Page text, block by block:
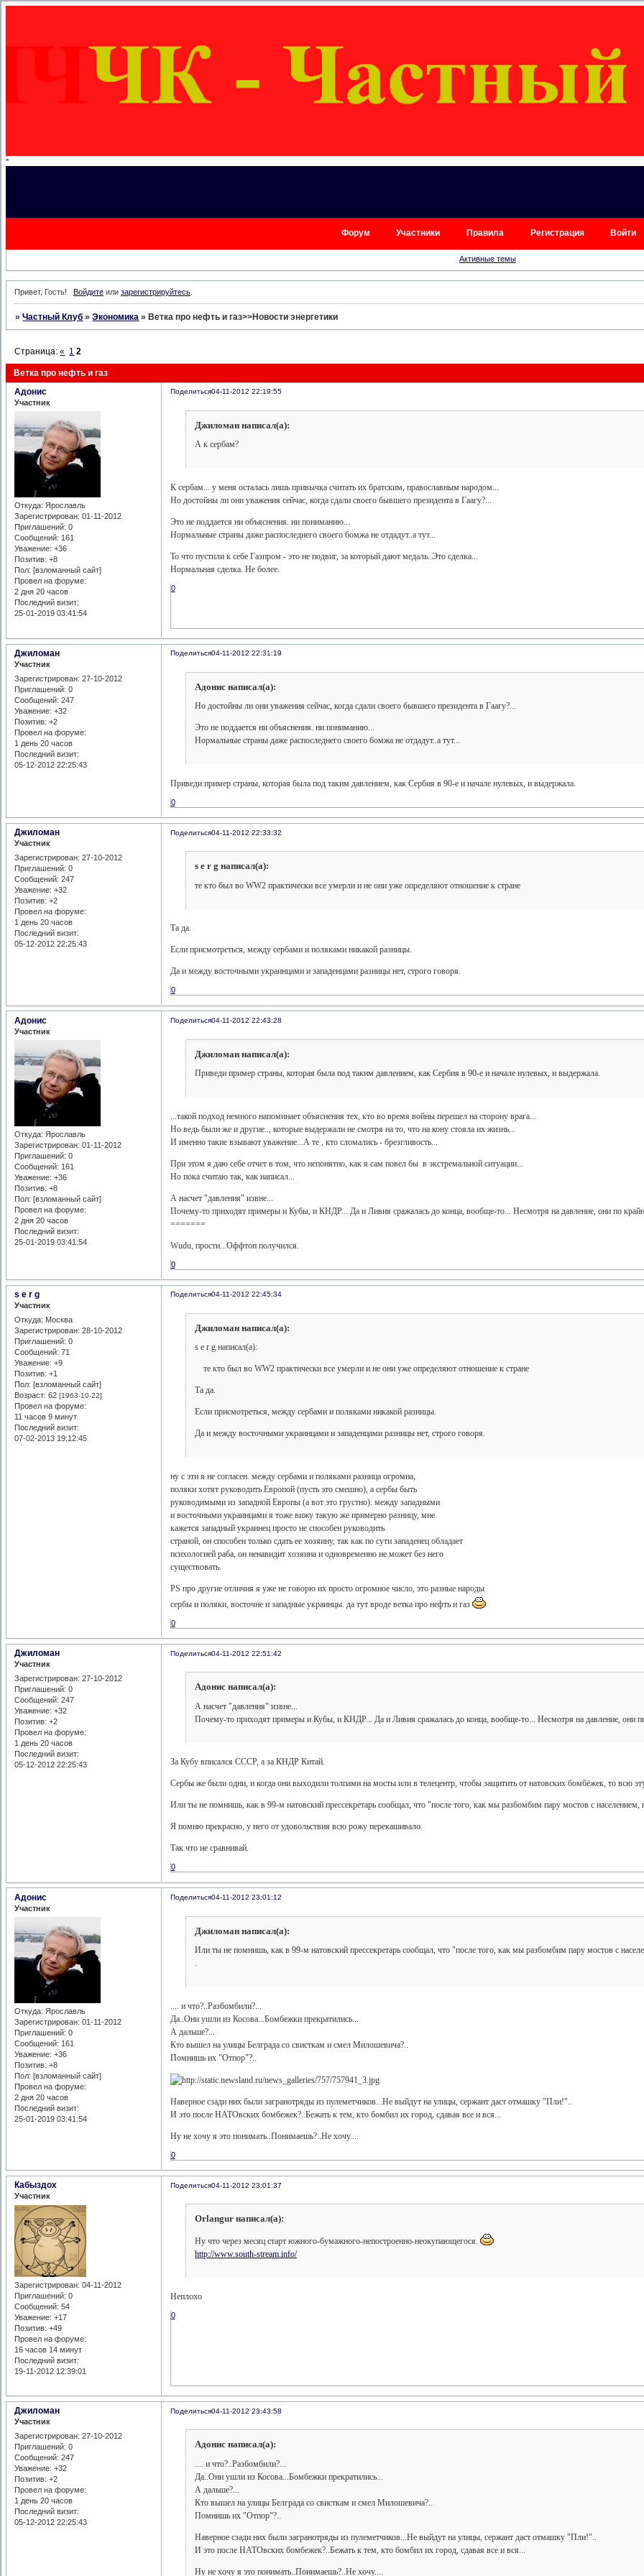
"
Форум Участники Правила Регистрация Войти
Активные темы
Привет, Гость! Войдитеили зарегистрируйтесь.
»Частный Клуб »Экономика » Ветка про нефть и газ>>Новости энергетики
Ветка про нефть и газ
Страница:« 1 2
Поделиться04-11-2012 22:19:55
Адонис
Участник
Откуда: Ярославль
Зарегистрирован: 01-11-2012
Приглашений: 0
Сообщений: 161
Уважение: +36
Позитив: +8
Пол: [взломанный сайт]
Провел на форуме:
2 дня 20 часов
Последний визит:
25-01-2019 03:41:54
Джиломан написал(а):
А к сербам?
К сербам... у меня осталась лишь привычка считать их братским, православным народом...
Но достойны ли они уважения сейчас, когда сдали своего бывшего президента в Гаагу?...
Это не поддается ни объяснения. ни пониманию...
Нормальные страны даже распоследнего своего бомжа не отдадут..а тут...
То что пустили к себе Газпром - это не подвиг, за который дают медаль..Это сделка...
Нормальная сделка. Не более.
0
Поделиться04-11-2012 22:31:19
Джиломан
Участник
Зарегистрирован: 27-10-2012
Приглашений: 0
Сообщений: 247
Уважение: +32
Позитив: +2
Провел на форуме:
1 день 20 часов
Последний визит:
05-12-2012 22:25:43
Адонис написал(а):
Но достойны ли они уважения сейчас, когда сдали своего бывшего президента в Гаагу?...
Это не поддается ни объяснения. ни пониманию...
Нормальные страны даже распоследнего своего бомжа не отдадут..а тут...
Приведи пример страны, которая была под таким давлением, как Сербия в 90-е и начале нулевых, и выдержала.
0
Поделиться04-11-2012 22:33:32
Джиломан
Участник
Зарегистрирован: 27-10-2012
Приглашений: 0
Сообщений: 247
Уважение: +32
Позитив: +2
Провел на форуме:
1 день 20 часов
Последний визит:
05-12-2012 22:25:43
s e r g написал(а):
те кто был во WW2 практически все умерли и не они уже определяют отношение к стране
Та да.
Если присмотреться, между сербами и поляками никакой разницы.
Да и между восточными украинцами и западенцами разницы нет, строго говоря.
0
Поделиться04-11-2012 22:43:28
Адонис
Участник
Откуда: Ярославль
Зарегистрирован: 01-11-2012
Приглашений: 0
Сообщений: 161
Уважение: +36
Позитив: +8
Пол: [взломанный сайт]
Провел на форуме:
2 дня 20 часов
Последний визит:
25-01-2019 03:41:54
Джиломан написал(а):
Приведи пример страны, которая была под таким давлением, как Сербия в 90-е и начале нулевых, и выдержала.
...такой подход немного напоминает объяснения тех, кто во время войны перешел на сторону врага...
Но ведь были же и другие.., которые выдержали не смотря на то, что на кону стояла их жизнь...
И именно такие взывают уважение...А те , кто сломались - брезгливость...
При этом я даю себе отчет в том, что непонятно, как я сам повел бы в экстремальной ситуации...
Но пока считаю так, как написал...
А насчет "давления" извне...
Почему-то приходят примеры и Кубы, и КНДР... Да и Ливия сражалась до конца, вообще-то... Несмотря на давление, они по
=======
Wudu, прости...Оффтоп получился.
0
Поделиться04-11-2012 22:45:34
s e r g
Участник
Откуда: Москва
Зарегистрирован: 28-10-2012
Приглашений: 0
Сообщений: 71
Уважение: +9
Позитив: +1
Пол: [взломанный сайт]
Возраст: 62[1963-10-22]
Провел на форуме:
11 часов 9 минут
Последний визит:
07-02-2013 19:12:45
Джиломан написал(а):
s e r g написал(а):
те кто был во WW2 практически все умерли и не они уже определяют отношение к стране
Та да.
Если присмотреться, между сербами и поляками никакой разницы.
Да и между восточными украинцами и западенцами разницы нет, строго говоря.
ну с эти я не согласен. между сербами и поляками разница огромна,
поляки хотят руководить Европой (пусть это смешно), а сербы быть
руководимыми из западной Европы (а вот это грустно). между западными
и восточными украинцами я тоже вижу такую же примерно разницу, мне
кажется западный украинец просто не способен руководить
страной, он способен только сдать ее хозяину, так как по сути западенец обладает
психологией раба, он ненавидит хозяина и одновременно не может без него
существовать.
PS про другие отличия я уже не говорю их просто огромное число, это разные народы
сербы и поляки, восточне и западные украинцы. да тут вроде ветка про нефть и газ
0
Поделиться04-11-2012 22:51:42
Джиломан
Участник
Зарегистрирован: 27-10-2012
Приглашений: 0
Сообщений: 247
Уважение: +32
Позитив: +2
Провел на форуме:
1 день 20 часов
Последний визит:
05-12-2012 22:25:43
Адонис написал(а):
А насчет "давления" извне...
Почему-то приходят примеры и Кубы, и КНДР... Да и Ливия сражалась до конца, вообще-то... Несмотря на давление, они
За Кубу вписался СССР, а за КНДР Китай.
Сербы же были одни, и когда они выходили толпами на мосты или в телецентр, чтобы защитить от натовских бомбёжек, то всю
Или ты не помнишь, как в 99-м натовский прессекретарь сообщал, что "после того, как мы разбомбим пару мостов с населением,
Я помню прекрасно, у него от удовольствия всю рожу перекашивало.
Так что не сравнивай.
0
Поделиться04-11-2012 23:01:12
Адонис
Участник
Откуда: Ярославль
Зарегистрирован: 01-11-2012
Приглашений: 0
Сообщений: 161
Уважение: +36
Позитив: +8
Пол: [взломанный сайт]
Провел на форуме:
2 дня 20 часов
Последний визит:
25-01-2019 03:41:54
Джиломан написал(а):
Или ты не помнишь, как в 99-м натовский прессекретарь сообщал, что "после того, как мы разбомбим пару мостов с
.
.... и что?..Разбомбили?...
Да..Они ушли из Косова...Бомбежки прекратились...
А дальше?...
Кто вышел на улицы Белграда со свисткам и смел Милошевича?..
Помнишь их "Отпор"?..
Наверное сзади них были загранотряды из пулеметчиков...Не выйдут на улицы, сержант даст отмашку "Пли!"..
И это после НАТОвских бомбежек?..Бежать к тем, кто бомбил их город, сдавая все и вся...
Ну не хочу я это понимать..Понимаешь?..Не хочу....
0
Поделиться04-11-2012 23:01:37
Кабыздох
Участник
Зарегистрирован: 04-11-2012
Приглашений: 0
Сообщений: 54
Уважение: +17
Позитив: +49
Провел на форуме:
16 часов 14 минут
Последний визит:
19-11-2012 12:39:01
Orlangur написал(а):
Ну что через месяц старт южного-бумажного-непостроенно-неокупающегося.
http://www.south-stream.info/
Неплохо
0
Поделиться04-11-2012 23:43:58
Джиломан
Участник
Зарегистрирован: 27-10-2012
Приглашений: 0
Сообщений: 247
Уважение: +32
Позитив: +2
Провел на форуме:
1 день 20 часов
Последний визит:
05-12-2012 22:25:43
Адонис написал(а):
.... и что?..Разбомбили?...
Да..Они ушли из Косова...Бомбежки прекратились...
А дальше?...
Кто вышел на улицы Белграда со свисткам и смел Милошевича?..
Помнишь их "Отпор"?..
Наверное сзади них были загранотряды из пулеметчиков...Не выйдут на улицы, сержант даст отмашку "Пли!"..
И это после НАТОвских бомбежек?..Бежать к тем, кто бомбил их город, сдавая все и вся...
Ну не хочу я это понимать..Понимаешь?..Не хочу....